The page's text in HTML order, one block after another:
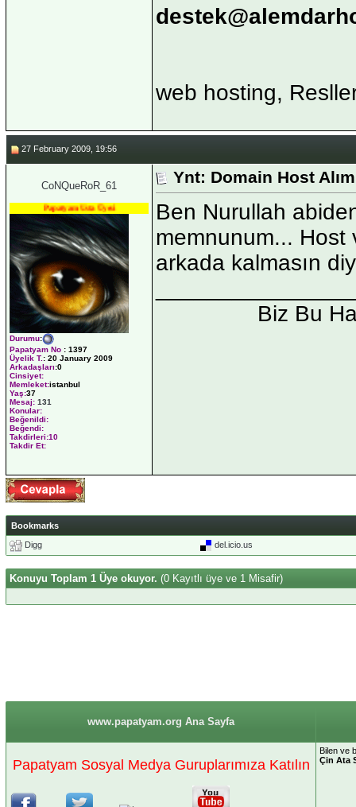
web hosting,
27 February 2009, 19:56
CoNQueRoR_61
Papatyam Usta Üyesi
Durumu:
Papatyam No : 1397
Üyelik T.: 20 January 2009
Arkadaşları:0
Cinsiyet:
Memleket:istanbul
Yaş:37
Mesaj: 131
Konular:
Beğenildi:
Beğendi:
Takdirleri:10
Takdir Et:
Ynt: Domain Host
Ben Nurullah
memnunum... Host
arkada kalmasın
Biz Bu
Bookmarks
Digg
del.icio.us
Konuyu Toplam 1 Üye okuyor. (0 Kayıtlı üye ve 1 Misafir)
www.papatyam.org Ana Sayfa
Papatyam Sosyal Medya Guruplarımıza Katılın
Bilen ve
Çin Ata